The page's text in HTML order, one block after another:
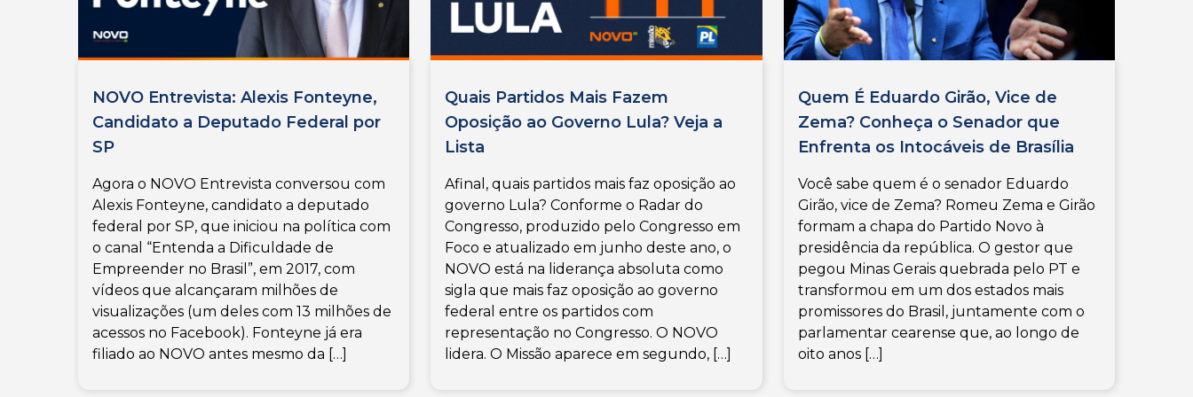
NOVO Entrevista: Alexis Fonteyne,
Candidato a Deputado Federal por
SP
Agora o NOVO Entrevista conversou com
Alexis Fonteyne, candidato a deputado
federal por SP, que iniciou na política com
o canal “Entenda a Dificuldade de
Empreender no Brasil”, em 2017, com
vídeos que alcançaram milhões de
visualizações (um deles com 13 milhões de
acessos no Facebook). Fonteyne já era
filiado ao NOVO antes mesmo da […]
Quais Partidos Mais Fazem
Oposição ao Governo Lula? Veja a
Lista
Afinal, quais partidos mais faz oposição ao
governo Lula? Conforme o Radar do
Congresso, produzido pelo Congresso em
Foco e atualizado em junho deste ano, o
NOVO está na liderança absoluta como
sigla que mais faz oposição ao governo
federal entre os partidos com
representação no Congresso. O NOVO
lidera. O Missão aparece em segundo, […]
Quem É Eduardo Girão, Vice de
Zema? Conheça o Senador que
Enfrenta os Intocáveis de Brasília
Você sabe quem é o senador Eduardo
Girão, vice de Zema? Romeu Zema e Girão
formam a chapa do Partido Novo à
presidência da república. O gestor que
pegou Minas Gerais quebrada pelo PT e
transformou em um dos estados mais
promissores do Brasil, juntamente com o
parlamentar cearense que, ao longo de
oito anos […]